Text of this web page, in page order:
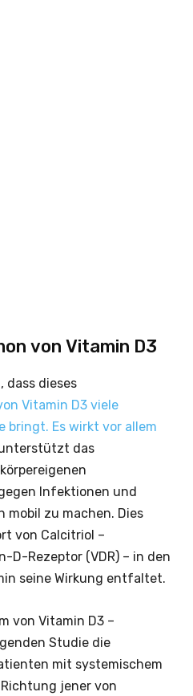
von Vitamin D3
dass dieses
Vitamin D3 viele
bringt. Es wirkt vor allem
das
Infektionen und
mobil zu machen. Dies
von Calcitriol –
D-Rezeptor (VDR) – in den
seine Wirkung entfaltet.
von Vitamin D3 –
Studie die
mit systemischem
jener von